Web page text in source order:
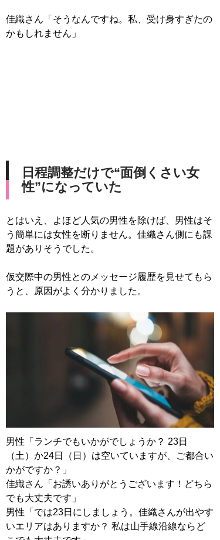
佳織さん「そうなんですね。私、受け身すぎたの
かもしれません」
日程調整だけで“面倒くさい女
性”になっていた
とはいえ、よほど人気の男性を除けば、男性はそ
う簡単には女性を断りません。佳織さん側にも課
題がありそうでした。
仮交際中の男性とのメッセージ履歴を見せてもら
うと、原因がよく分かりました。
男性「ランチでもいかがでしょうか？ 23日
（土）か24日（日）は空いていますが、ご都合い
かがですか？」
佳織さん「お誘いありがとうございます！どちら
でも大丈夫です」
男性「では23日にしましょう。佳織さんが出やす
いエリアはありますか？ 私は山手線沿線ならど